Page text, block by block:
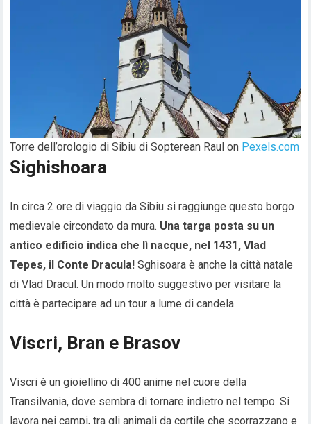
Torre dell’orologio di Sibiu di Sopterean Raul on Pexels.com
Sighishoara
In circa 2 ore di viaggio da Sibiu si raggiunge questo borgo
medievale circondato da mura. Una targa posta su un
antico edificio indica che lì nacque, nel 1431, Vlad
Tepes, il Conte Dracula! Sghisoara è anche la città natale
di Vlad Dracul. Un modo molto suggestivo per visitare la
città è partecipare ad un tour a lume di candela.
Viscri, Bran e Brasov
Viscri è un gioiellino di 400 anime nel cuore della
Transilvania, dove sembra di tornare indietro nel tempo. Si
lavora nei campi, tra gli animali da cortile che scorrazzano e